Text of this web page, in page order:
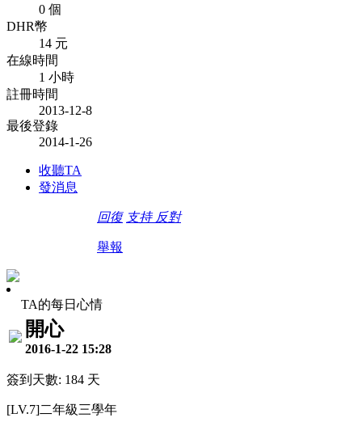
0 個
DHR幣
14 元
在線時間
1 小時
註冊時間
2013-12-8
最後登錄
2014-1-26
收聽TA
發消息
回復 支持 反對
舉報
TA的每日心情
開心
2016-1-22 15:28
簽到天數: 184 天
[LV.7]二年級三學年